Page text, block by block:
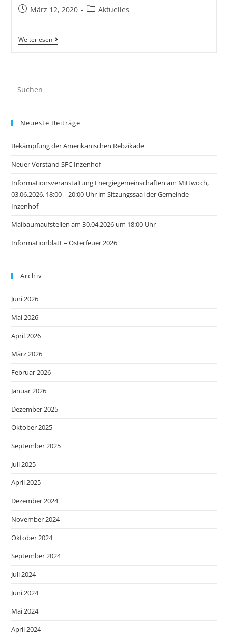
März 12, 2020 Aktuelles
Weiterlesen
Neueste Beiträge
Bekämpfung der Amerikanischen Rebzikade
Neuer Vorstand SFC Inzenhof
Informationsveranstaltung Energiegemeinschaften am Mittwoch,
03.06.2026, 18:00 – 20:00 Uhr im Sitzungssaal der Gemeinde
Inzenhof
Maibaumaufstellen am 30.04.2026 um 18:00 Uhr
Informationblatt – Osterfeuer 2026
Archiv
Juni 2026
Mai 2026
April 2026
März 2026
Februar 2026
Januar 2026
Dezember 2025
Oktober 2025
September 2025
Juli 2025
April 2025
Dezember 2024
November 2024
Oktober 2024
September 2024
Juli 2024
Juni 2024
Mai 2024
April 2024